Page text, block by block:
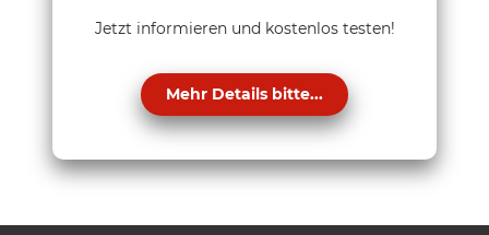
Jetzt informieren und kostenlos testen!
Mehr Details bitte...